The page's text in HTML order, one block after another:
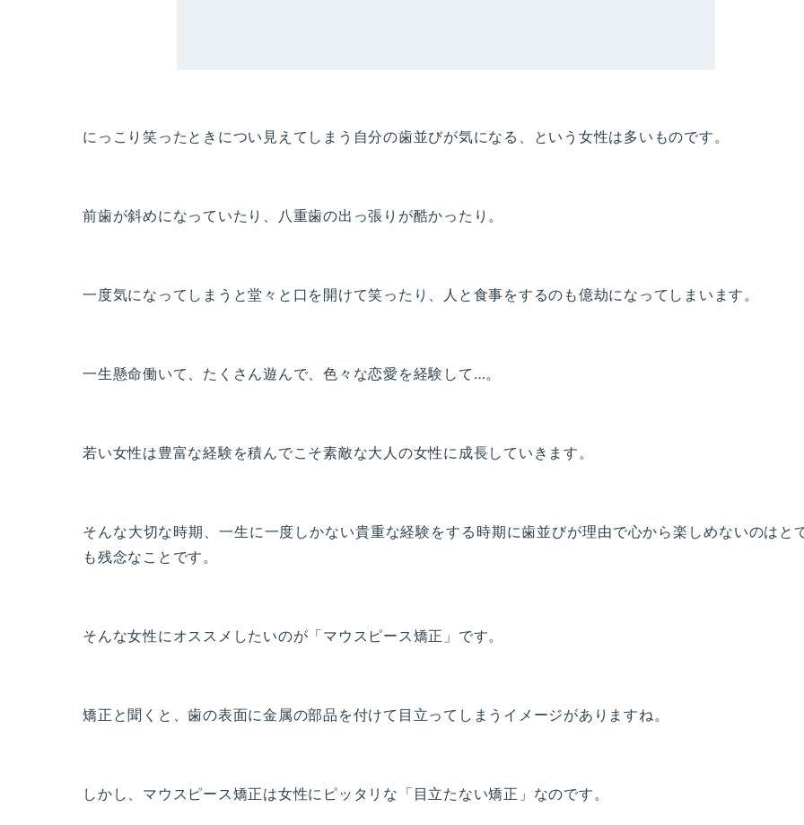
にっこり笑ったときについ見えてしまう自分の歯並びが気になる、という女性は多いものです。
前歯が斜めになっていたり、八重歯の出っ張りが酷かったり。
一度気になってしまうと堂々と口を開けて笑ったり、人と食事をするのも億劫になってしまいます。
一生懸命働いて、たくさん遊んで、色々な恋愛を経験して…。
若い女性は豊富な経験を積んでこそ素敵な大人の女性に成長していきます。
そんな大切な時期、一生に一度しかない貴重な経験をする時期に歯並びが理由で心から楽しめないのはと
も残念なことです。
そんな女性にオススメしたいのが「マウスピース矯正」です。
矯正と聞くと、歯の表面に金属の部品を付けて目立ってしまうイメージがありますね。
しかし、マウスピース矯正は女性にピッタリな「目立たない矯正」なのです。